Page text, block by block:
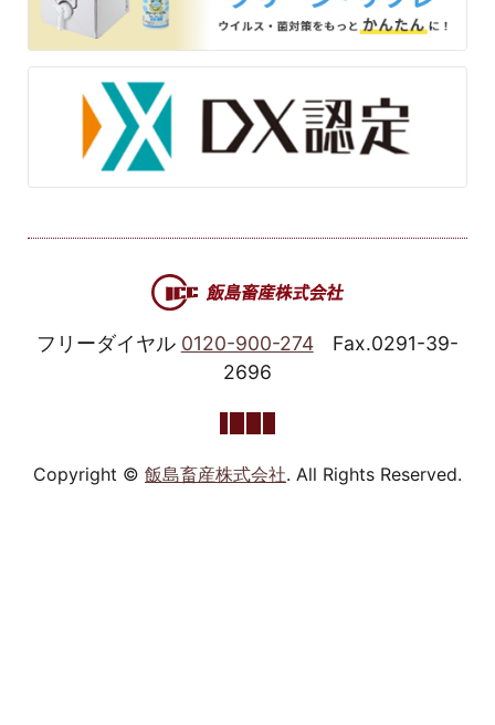
フリーダイヤル 0120-900-274
Fax.0291-39-
2696
Copyright © 飯島畜産株式会社. All Rights Reserved.